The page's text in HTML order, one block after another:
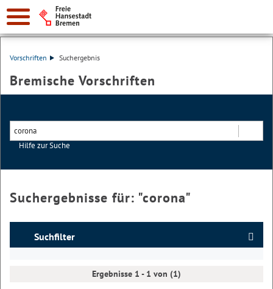
Vorschriften Suchergebnis
Bremische Vorschriften
Hilfe zur Suche
Suchergebnisse für: "corona"
Suchfilter
Ergebnisse 1 - 1 von (1)